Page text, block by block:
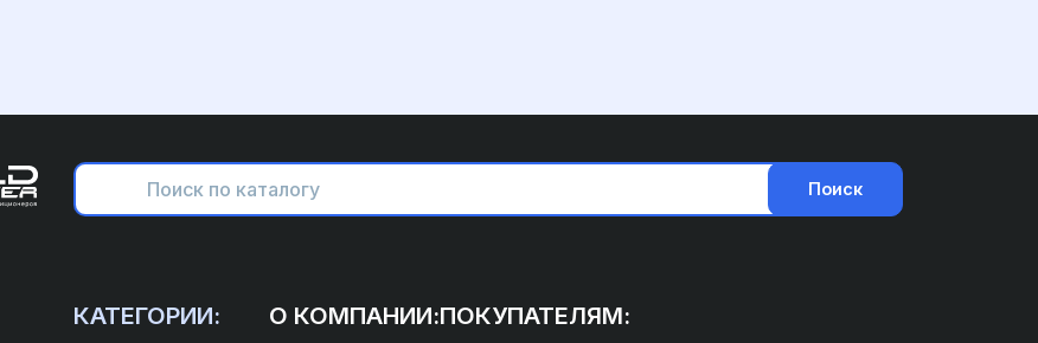
Поиск
КАТЕГОРИИ: О КОМПАНИИ:ПОКУПАТЕЛЯМ: